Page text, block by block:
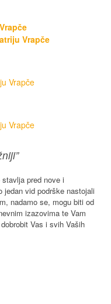
Vrapče
Vrapče
Vrapče
pred nove i
jedan vid podrške nastojali
nadamo se, mogu biti od
izazovima te Vam
Vas i svih Vaših